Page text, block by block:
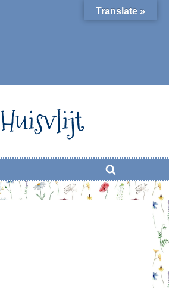
Huisvlijt
Translate »